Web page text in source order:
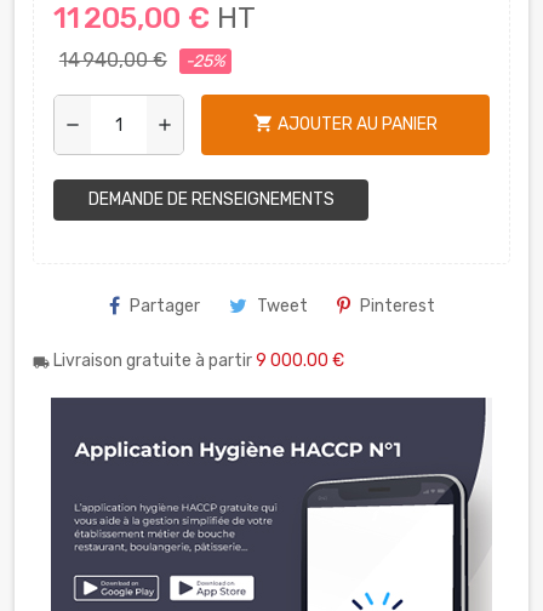
11 205,00 € HT
14 940,00 € -25%
remove add shopping_cart AJOUTER AU PANIER
DEMANDE DE RENSEIGNEMENTS
Partager Tweet Pinterest
local_shipping Livraison gratuite à partir9 000.00 €